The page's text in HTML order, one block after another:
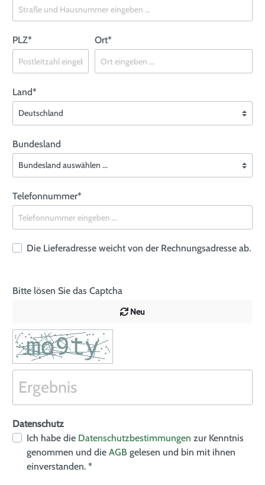
PLZ* Ort*
Land*
Bundesland
Telefonnummer*
Die Lieferadresse weicht von der Rechnungsadresse ab.
Bitte lösen Sie das Captcha
Neu
Datenschutz
Ich habe die Datenschutzbestimmungen zur Kenntnis
genommen und die AGB gelesen und bin mit ihnen
einverstanden. *